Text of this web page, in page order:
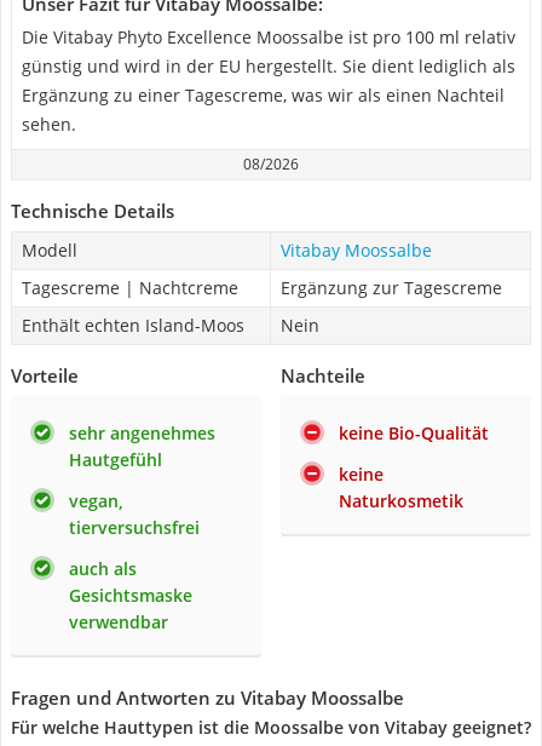
Die Vitabay Phyto Excellence Moossalbe ist pro 100 ml relativ
günstig und wird in der EU hergestellt. Sie dient lediglich als
Ergänzung zu einer Tagescreme, was wir als einen Nachteil
sehen.
08/2026
Technische Details
Modell
Vitabay Moossalbe
Tagescreme | Nachtcreme
Ergänzung zur Tagescreme
Enthält echten Island-Moos
Nein
Vorteile
sehr angenehmes
Hautgefühl
vegan,
tierversuchsfrei
auch als
Gesichtsmaske
verwendbar
Nachteile
keine Bio-Qualität
keine
Naturkosmetik
Fragen und Antworten zu Vitabay Moossalbe
Für welche Hauttypen ist die Moossalbe von Vitabay geeignet?